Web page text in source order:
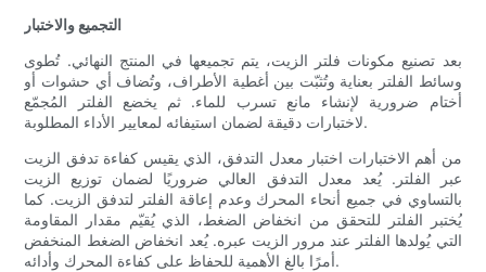
التجميع والاختبار
بعد تصنيع مكونات فلتر الزيت، يتم تجميعها في المنتج النهائي. تُطوى
وسائط الفلتر بعناية وتُثبّت بين أغطية الأطراف، وتُضاف أي حشوات أو
أختام ضرورية لإنشاء مانع تسرب للماء. ثم يخضع الفلتر المُجمّع
لاختبارات دقيقة لضمان استيفائه لمعايير الأداء المطلوبة.
من أهم الاختبارات اختبار معدل التدفق، الذي يقيس كفاءة تدفق الزيت
عبر الفلتر. يُعد معدل التدفق العالي ضروريًا لضمان توزيع الزيت
بالتساوي في جميع أنحاء المحرك وعدم إعاقة الفلتر لتدفق الزيت. كما
يُختبر الفلتر للتحقق من انخفاض الضغط، الذي يُقيّم مقدار المقاومة
التي يُولدها الفلتر عند مرور الزيت عبره. يُعد انخفاض الضغط المنخفض
أمرًا بالغ الأهمية للحفاظ على كفاءة المحرك وأدائه.